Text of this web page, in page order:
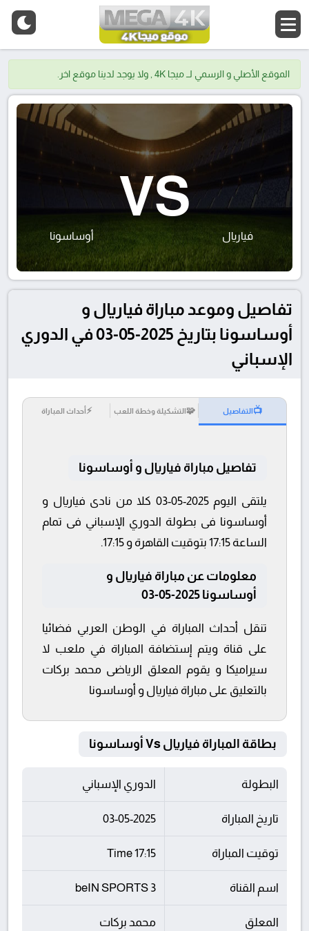
الموقع الأصلي و الرسمي لــ ميجا 4K , ولا يوجد لدينا موقع اخر.
فياريال
VS
أوساسونا
تفاصيل وموعد مباراة فياريال و
أوساسونا بتاريخ 2025-05-03 في الدوري
الإسباني
📺التفاصيل 🧩التشكيلة وخطة اللعب ⚡أحداث المباراة
تفاصيل مباراة فياريال و أوساسونا
يلتقى اليوم 2025-05-03 كلا من نادى فياريال و
أوساسونا فى بطولة الدوري الإسباني فى تمام
الساعة 17:15 بتوقيت القاهرة و 17:15.
معلومات عن مباراة فياريال و
أوساسونا 2025-05-03
تنقل أحداث المباراة في الوطن العربي فضائيا
على قناة ويتم إستضافة المباراة في ملعب لا
سيراميكا و يقوم المعلق الرياضى محمد بركات
بالتعليق على مباراة فياريال و أوساسونا
بطاقة المباراة فياريال Vs أوساسونا
البطولة الدوري الإسباني
تاريخ المباراة 03-05-2025
توقيت المباراة 17:15 Time
اسم القناة beIN SPORTS 3
المعلق محمد بركات